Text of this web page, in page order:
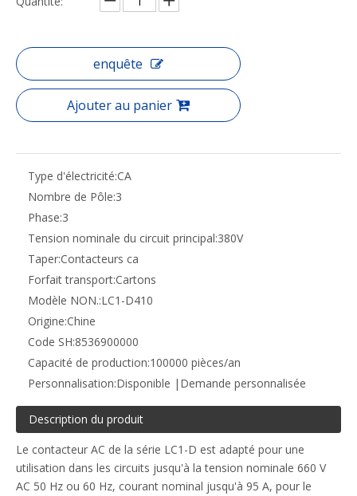
enquête
Ajouter au panier
Type d'électricité:CA
Nombre de Pôle:3
Phase:3
Tension nominale du circuit principal:380V
Taper:Contacteurs ca
Forfait transport:Cartons
Modèle NON.:LC1-D410
Origine:Chine
Code SH:8536900000
Capacité de production:100000 pièces/an
Personnalisation:Disponible |Demande personnalisée
Description du produit
Le contacteur AC de la série LC1-D est adapté pour une
utilisation dans les circuits jusqu'à la tension nominale 660 V
AC 50 Hz ou 60 Hz, courant nominal jusqu'à 95 A, pour le